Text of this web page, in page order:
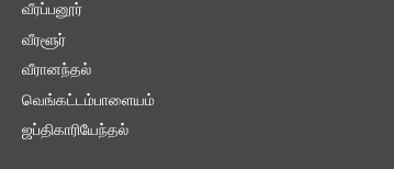
வீரப்பனூர்
வீரளூர்
வீரானந்தல்
வெங்கட்டம்பாளையம்
ஜப்திகாரியேந்தல்